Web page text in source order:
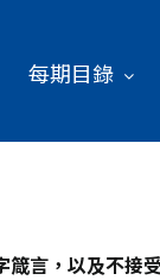
每期目錄
言，以及不接受